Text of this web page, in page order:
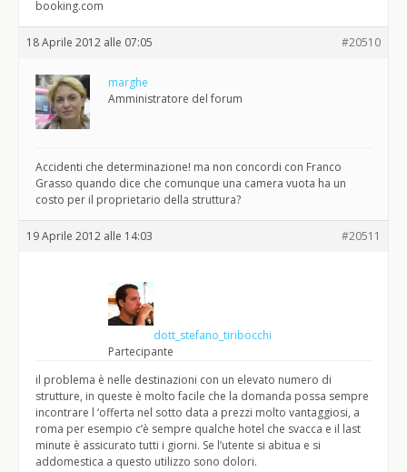
booking.com
18 Aprile 2012 alle 07:05 #20510
marghe
Amministratore del forum
Accidenti che determinazione! ma non concordi con Franco
Grasso quando dice che comunque una camera vuota ha un
costo per il proprietario della struttura?
19 Aprile 2012 alle 14:03 #20511
dott_stefano_tiribocchi
Partecipante
il problema è nelle destinazioni con un elevato numero di
strutture, in queste è molto facile che la domanda possa sempre
incontrare l ‘offerta nel sotto data a prezzi molto vantaggiosi, a
roma per esempio c’è sempre qualche hotel che svacca e il last
minute è assicurato tutti i giorni. Se l’utente si abitua e si
addomestica a questo utilizzo sono dolori.